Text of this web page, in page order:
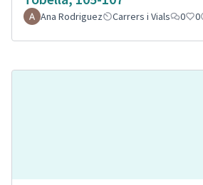
Ana Rodriguez Carrers i Vials 0 0